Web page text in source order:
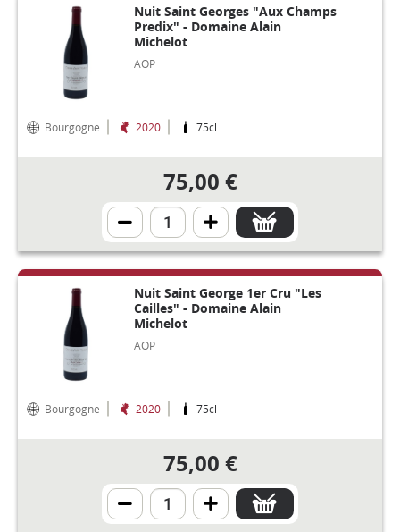
Nuit Saint Georges "Aux Champs
Predix" - Domaine Alain
Michelot
AOP
Bourgogne 2020 75cl
75,00 €
Nuit Saint George 1er Cru "Les
Cailles" - Domaine Alain
Michelot
AOP
Bourgogne 2020 75cl
75,00 €